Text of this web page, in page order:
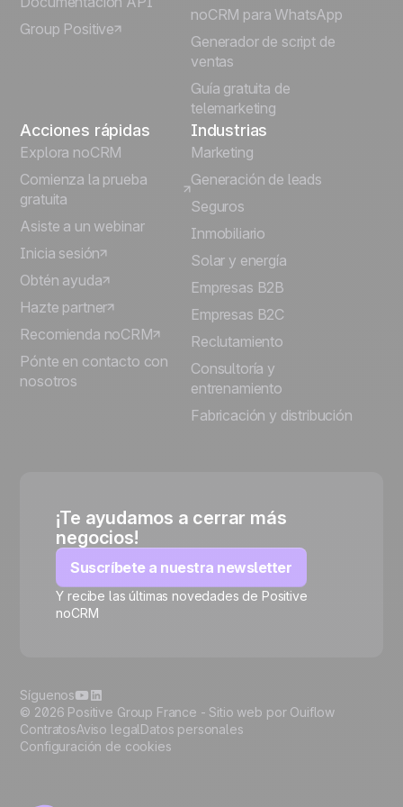
Deutsch
Group Positive
noCRM para WhatsApp
Generador de script de
ventas
Guía gratuita de
telemarketing
Acciones rápidas
Explora noCRM
Comienza la prueba
gratuita
Asiste a un webinar
Inicia sesión
Obtén ayuda
Hazte partner
Recomienda noCRM
Pónte en contacto con
nosotros
Industrias
Marketing
Generación de leads
Seguros
Inmobiliario
Solar y energía
Empresas B2B
Empresas B2C
Reclutamiento
Consultoría y
entrenamiento
Fabricación y distribución
¡Te ayudamos a cerrar más
negocios!
Suscríbete a nuestra newsletter
Y recibe las últimas novedades de Positive
noCRM
© 2026 Positive Group France - Sitio web por Ouiflow
ContratosAviso legalDatos personales
Configuración de cookies
Síguenos